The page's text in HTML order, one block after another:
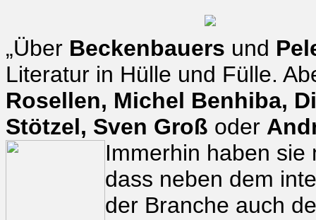
„Über Beckenbauers und
Literatur in Hülle und Fülle.
Rosellen, Michel Benhiba,
Stötzel, Sven Groß oder
Immerhin haben
dass neben dem
der Branche auch